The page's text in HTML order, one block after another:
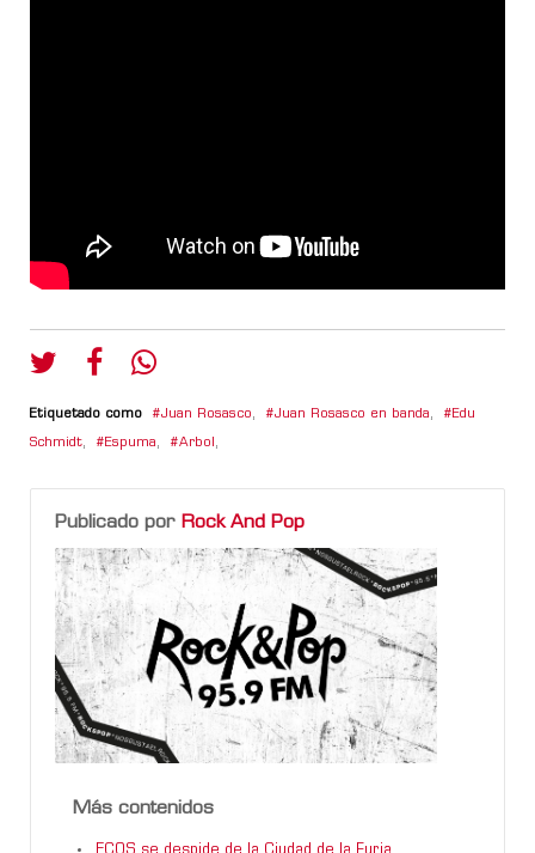
Etiquetado como Juan Rosasco, Juan Rosasco en banda, Edu
Schmidt, Espuma, Arbol ,
Publicado por Rock And Pop
Más contenidos